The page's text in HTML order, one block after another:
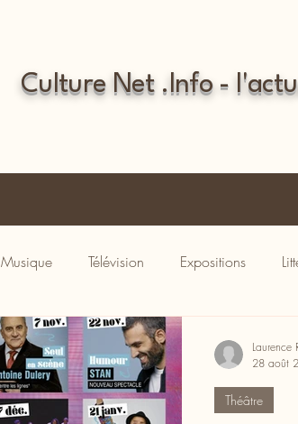
Culture Net .Info -
Musique Télévision Expositions
Théâtre
Laurence
28 août